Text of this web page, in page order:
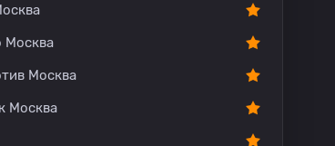
Москва
Москва
Москва